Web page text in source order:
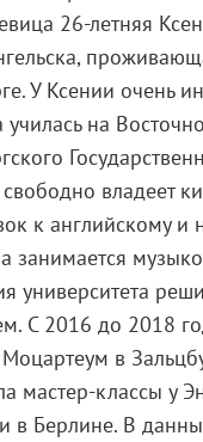
26-летняя
У Ксении очень
на
владеет
к английскому и
занимается
университета
С 2016 до 2018
в
мастер-классы у
в Берлине. В